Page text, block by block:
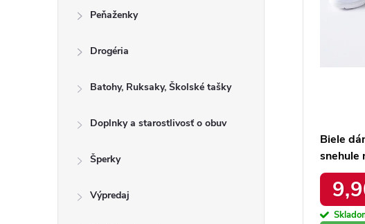
Peňaženky
Drogéria
Batohy, Ruksaky, Školské tašky
Doplnky a starostlivosť o obuv
Šperky
Výpredaj
Biele
snehule
okrúhlou
TX5002